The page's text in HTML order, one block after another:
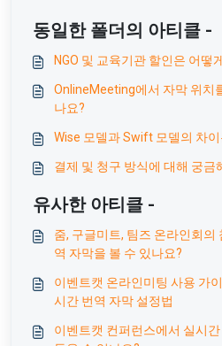
동일한 폴더의 아티클 -
NGO 및 교육기관 할인은 어떻
OnlineMeeting에서 자막 위치
나요?
Wise 모델과 Swift 모델의 차
결제 및 청구 방식에 대해 궁금
유사한 아티클 -
줌, 구글미트, 팀즈 온라인회의
역 자막을 볼 수 있나요?
이벤트캣 온라인미팅 사용 가
시간 번역 자막 설정법
이벤트캣 컨퍼런스에서 실시